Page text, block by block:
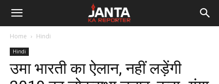
Janta
Reporter
Home Hindi
Hindi
उमा भारती का ऐलान, नहीं लड़ेंगी